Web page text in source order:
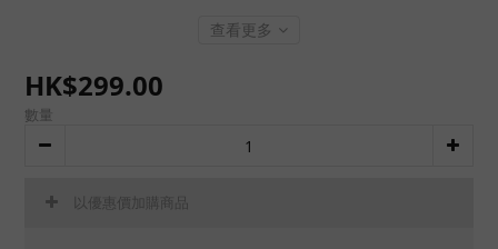
查看更多
HK$299.00
數量
以優惠價加購商品